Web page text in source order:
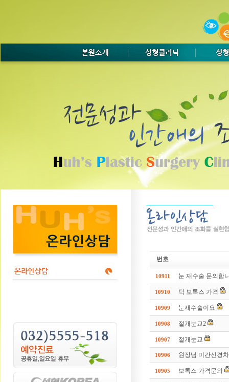
번호
10911 눈 재수술 문의합
10910 턱 보톡스 가격
10909 눈재수술이요
10908 절개눈교2
10907 절개눈교
10906 원장님 미간신경
10905 보톡스 가격문의